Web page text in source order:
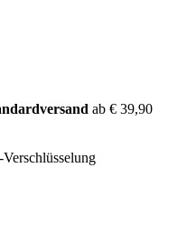
ab € 39,90